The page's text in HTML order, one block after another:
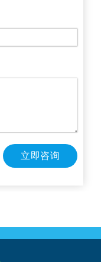
立即咨询